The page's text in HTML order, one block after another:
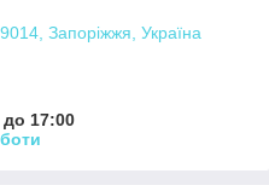
Запоріжжя, Україна
до 17:00